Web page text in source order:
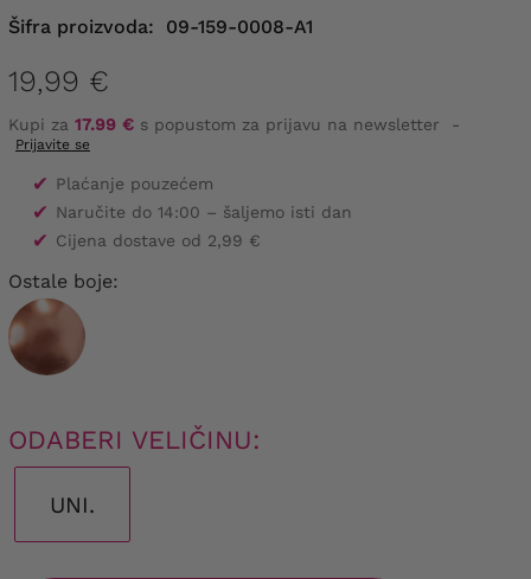
Šifra proizvoda: 09-159-0008-A1
19,99 €
Kupi za 17.99 € s popustom za prijavu na newsletter -
Prijavite se
✔ Plaćanje pouzećem
✔ Naručite do 14:00 – šaljemo isti dan
✔ Cijena dostave od 2,99 €
Ostale boje:
ODABERI VELIČINU:
UNI.